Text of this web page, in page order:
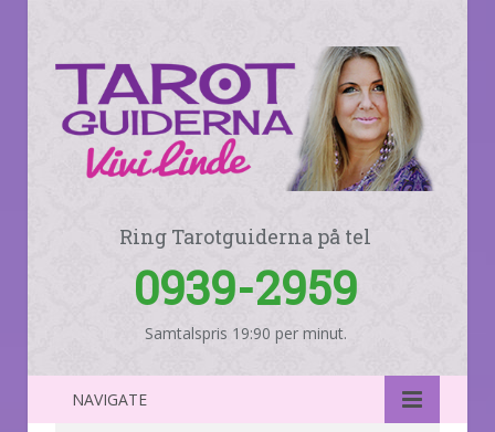
Ring Tarotguiderna på tel
0939-2959
Samtalspris 19:90 per minut.
NAVIGATE